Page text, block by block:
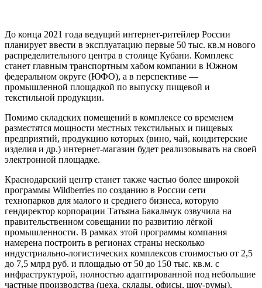
До конца 2021 года ведущий интернет-ритейлер России
планирует ввести в эксплуатацию первые 50 тыс. кв.м нового
распределительного центра в столице Кубани. Комплекс
станет главным транспортным хабом компании в Южном
федеральном округе (ЮФО), а в перспективе —
промышленной площадкой по выпуску пищевой и
текстильной продукции.
Помимо складских помещений в комплексе со временем
разместятся мощности местных текстильных и пищевых
предприятий, продукцию которых (вино, чай, кондитерские
изделия и др.) интернет-магазин будет реализовывать на своей
электронной площадке.
Краснодарский центр станет также частью более широкой
программы Wildberries по созданию в России сети
технопарков для малого и среднего бизнеса, которую
гендиректор корпорации Татьяна Бакальчук озвучила на
правительственном совещании по развитию лёгкой
промышленности. В рамках этой программы компания
намерена построить в регионах страны несколько
индустриально-логистических комплексов стоимостью от 2,5
до 7,5 млрд руб. и площадью от 50 до 150 тыс. кв.м. с
инфраструктурой, полностью адаптированной под небольшие
частные производства (цеха, склады, офисы, шоу-румы).